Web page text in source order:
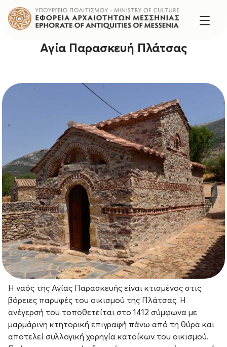
Αγία Παρασκευή Πλάτσας
Η ναός της Αγίας Παρασκευής είναι κτισμένος στις
βόρειες παρυφές του οικισμού της Πλάτσας. Η
ανέγερσή του τοποθετείται στο 1412 σύμφωνα με
μαρμάρινη κτητορική επιγραφή πάνω από τη θύρα και
αποτελεί συλλογική χορηγία κατοίκων του οικισμού.